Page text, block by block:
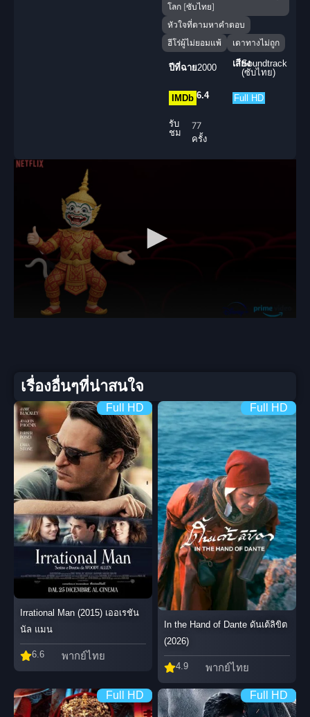
โลก [ซับไทย]
หัวใจที่ตามหาคำตอบ
ฮีโร่ผู้ไม่ยอมแพ้
เดาทางไม่ถูก
ปีที่ฉาย2000 เสียงSoundtrack
(ซับไทย)
IMDb 6.4 Full HD
รับ
ชม
77
ครั้ง
เรื่องอื่นๆที่น่าสนใจ
Full HD
Irrational Man (2015) เออเรชัน
นัล แมน
6.6 พากย์ไทย
Full HD
In the Hand of Dante ดันเต้ลิขิต
(2026)
4.9 พากย์ไทย
Full HD Full HD